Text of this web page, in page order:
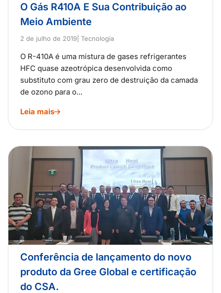
O Gás R410A E Sua Contribuição ao
Meio Ambiente
2 de julho de 2019 | Tecnologia
O R-410A é uma mistura de gases refrigerantes
HFC quase azeotrópica desenvolvida como
substituto com grau zero de destruição da camada
de ozono para o...
Leia mais
Conferência de lançamento do novo
produto da Gree Global e certificação
do CSA.